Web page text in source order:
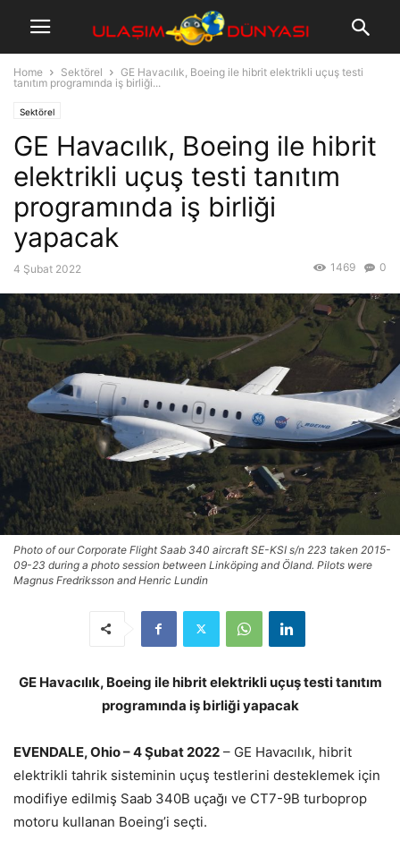
Home Sektörel
GE Havacılık, Boeing ile hibrit elektrikli uçuş testi
tanıtım programında iş birliği...
Sektörel
GE Havacılık, Boeing ile hibrit
elektrikli uçuş testi tanıtım
programında iş birliği
yapacak
4 Şubat 2022 0
1469
Photo of our Corporate Flight Saab 340 aircraft SE-KSI s/n 223 taken 2015-
09-23 during a photo session between Linköping and Öland. Pilots were
Magnus Fredriksson and Henric Lundin
GE Havacılık, Boeing ile hibrit elektrikli uçuş testi tanıtım
programında iş birliği yapacak
EVENDALE, Ohio – 4 Şubat 2022 – GE Havacılık, hibrit
elektrikli tahrik sisteminin uçuş testlerini desteklemek için
modifiye edilmiş Saab 340B uçağı ve CT7-9B turboprop
motoru kullanan Boeing’i seçti.